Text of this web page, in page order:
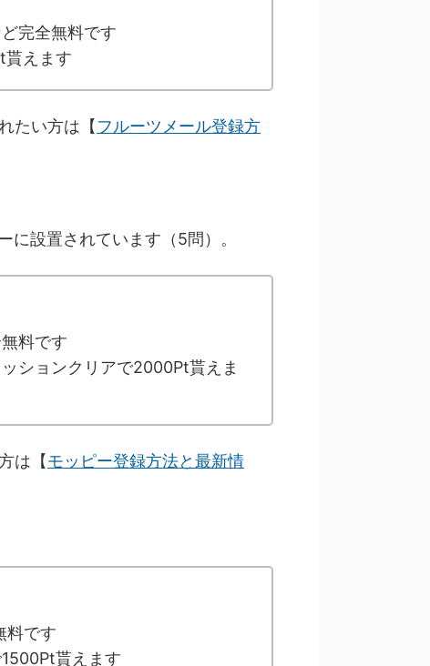
完全無料です
貰えます
たい方は【 フルーツメール登録方
設置されています（5問）。
料です
ションクリアで2000Pt貰えま
は【モッピー登録方法と最新情
料です
貰えます